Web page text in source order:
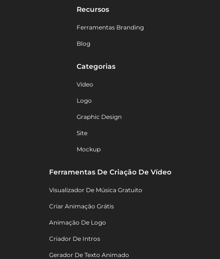
Recursos
Ferramentas Branding
Blog
Categorias
Vídeo
Logo
Graphic Design
Site
Mockup
Ferramentas De Criação De Vídeo
Visualizador De Música Gratuito
Criar Animação Grátis
Animação De Logo
Criador De Intros
Gerador De Texto Animado